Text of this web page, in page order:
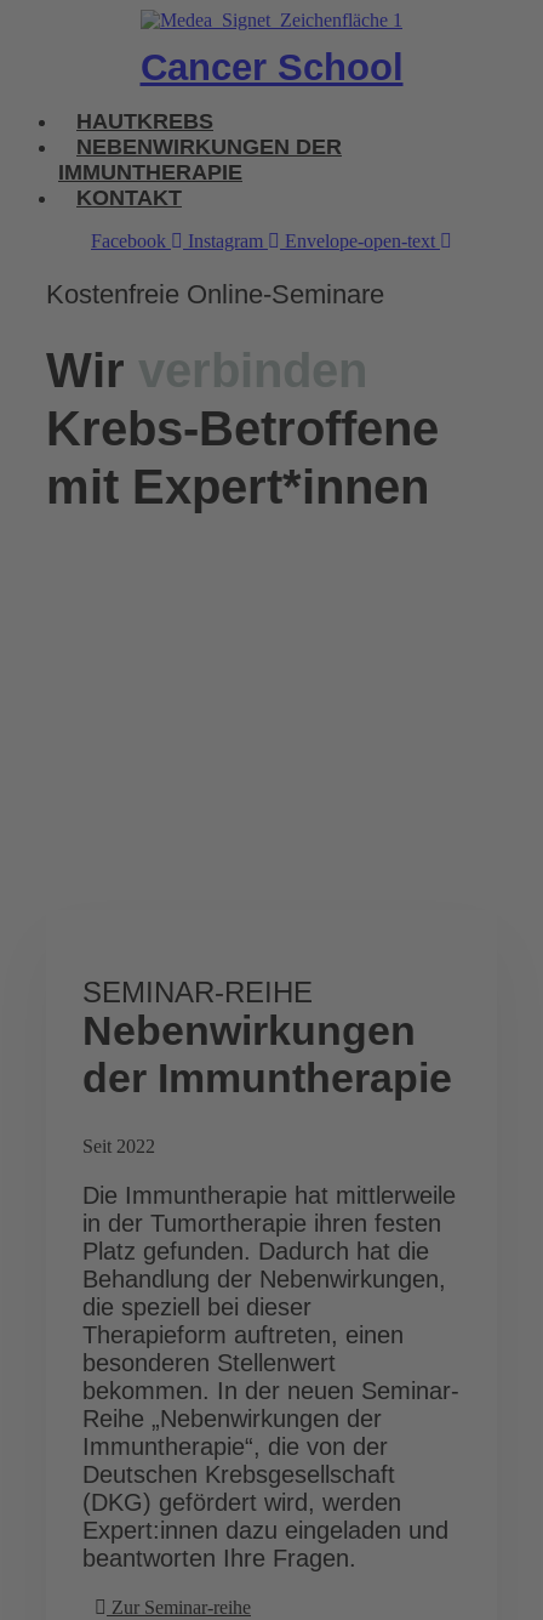
Cancer School
Menu
HAUTKREBS
NEBENWIRKUNGEN DER
IMMUNTHERAPIE
KONTAKT
Facebook Instagram Envelope-open-text
Kostenfreie Online-Seminare
Wir verbinden
Krebs-Betroffene
mit Expert*innen
SEMINAR-REIHE
Nebenwirkungen
der Immuntherapie
Seit 2022
Die Immuntherapie hat mittlerweile
in der Tumortherapie ihren festen
Platz gefunden. Dadurch hat die
Behandlung der Nebenwirkungen,
die speziell bei dieser
Therapieform auftreten, einen
besonderen Stellenwert
bekommen. In der neuen Seminar-
Reihe „Nebenwirkungen der
Immuntherapie“, die von der
Deutschen Krebsgesellschaft
(DKG) gefördert wird, werden
Expert:innen dazu eingeladen und
beantworten Ihre Fragen.
Zur Seminar-reihe